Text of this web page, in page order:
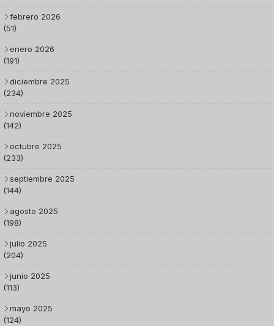
febrero 2026
(51)
enero 2026
(191)
diciembre 2025
(234)
noviembre 2025
(142)
octubre 2025
(233)
septiembre 2025
(144)
agosto 2025
(198)
julio 2025
(204)
junio 2025
(113)
mayo 2025
(124)